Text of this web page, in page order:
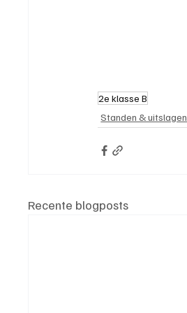
2e klasse B
Standen & uitslagen
Recente blogposts